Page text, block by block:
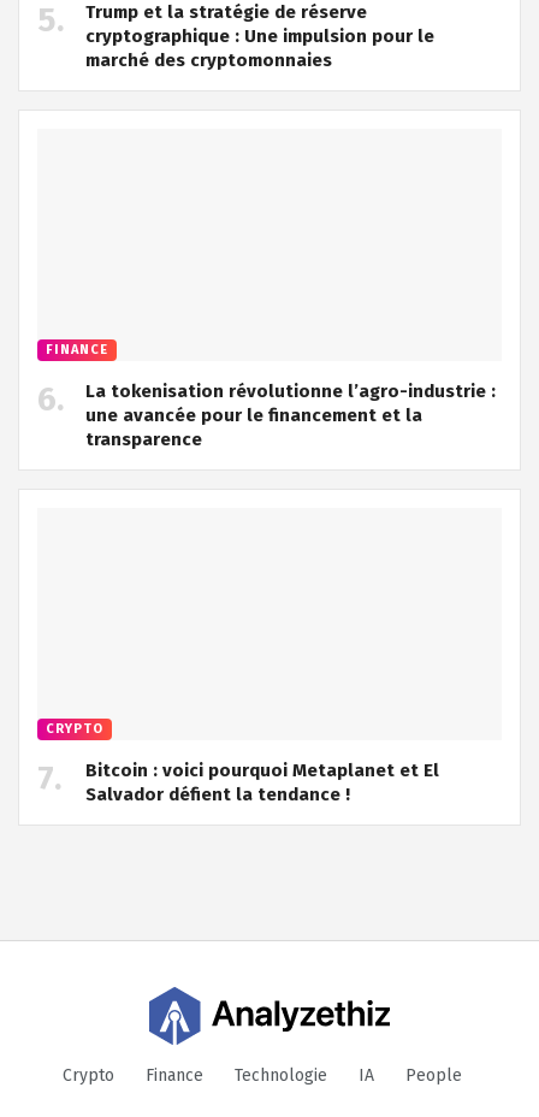
Trump et la stratégie de réserve
cryptographique : Une impulsion pour le
marché des cryptomonnaies
FINANCE
La tokenisation révolutionne l’agro-industrie :
une avancée pour le financement et la
transparence
CRYPTO
Bitcoin : voici pourquoi Metaplanet et El
Salvador défient la tendance !
Crypto Finance Technologie IA People